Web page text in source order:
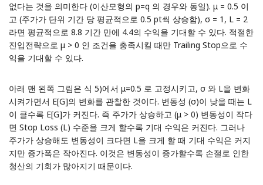
없다는 것을 의미한다 (이산모형의 p=q 의 경우와 동일). μ = 0.5 이
고 (주가가 단위 기간 당 평균적으로 0.5 pt씩 상승함), σ = 1, L = 2
라면 평균적으로 8.8 기간 만에 4.4의 수익을 기대할 수 있다. 적절한
진입전략으로 μ > 0 인 조건을 충족시킬 때만 Trailing Stop으로 수
익을 기대할 수 있다.
아래 맨 왼쪽 그림은 식 5)에서 μ=0.5 로 고정시키고, σ 와 L을 변화
시켜가면서 E[G]의 변화를 관찰한 것이다. 변동성 (σ)이 낮을 때는 L
이 클수록 E[G]가 커진다. 즉 주가가 상승하고 (μ > 0) 변동성이 작다
면 Stop Loss (L) 수준을 크게 할수록 기대 수익은 커진다. 그러나
주가가 상승해도 변동성이 크다면 L을 크게 할 때 기대 수익은 커지
지만 증가폭은 작아진다. 이것은 변동성이 증가할수록 손절로 인한
청산의 기회가 많아지기 때문이다.